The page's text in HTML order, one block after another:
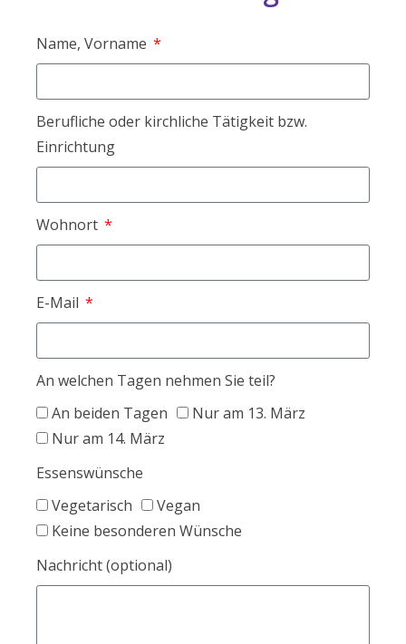
Name, Vorname
Berufliche oder kirchliche Tätigkeit bzw.
Einrichtung
Wohnort
E-Mail
An welchen Tagen nehmen Sie teil?
An beiden Tagen
Nur am 13. März
Nur am 14. März
Essenswünsche
Vegetarisch
Vegan
Keine besonderen Wünsche
Nachricht (optional)